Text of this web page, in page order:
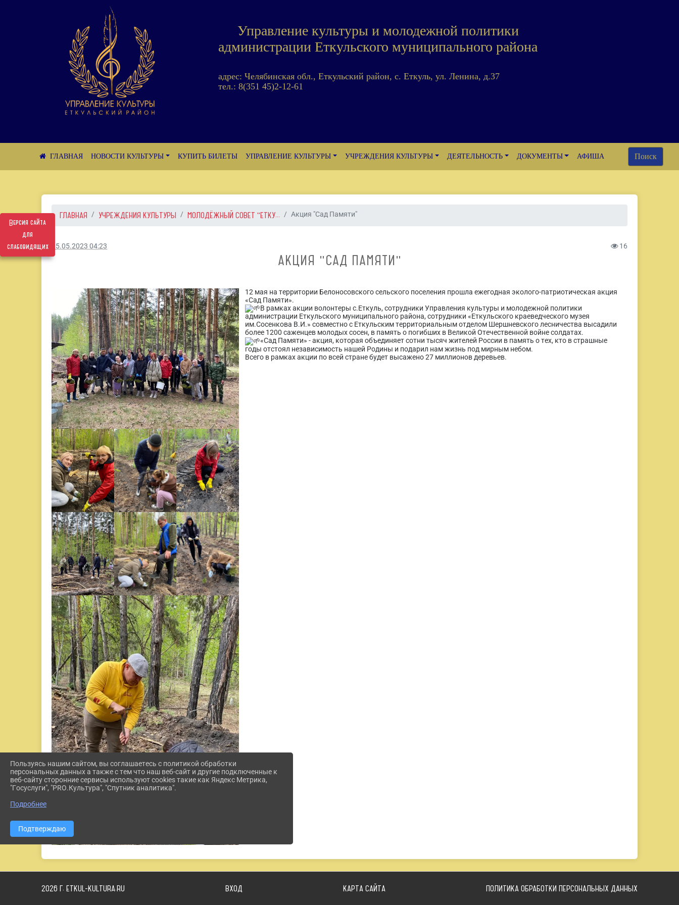
Версия сайта
для
слабовидящих
Управление культуры и молодежной политики
администрации Еткульского муниципального района
адрес: Челябинская обл., Еткульский район, с. Еткуль, ул. Ленина, д.37
тел.: 8(351 45)2-12-61
НОВОСТИ КУЛЬТУРЫ КУПИТЬ БИЛЕТЫ УПРАВЛЕНИЕ КУЛЬТУРЫ УЧРЕЖДЕНИЯ КУЛЬТУРЫ ДЕЯТЕЛЬНОСТЬ ДОКУМЕНТЫ АФИША Поиск
ГЛАВНАЯ УЧРЕЖДЕНИЯ КУЛЬТУРЫ МОЛОДЁЖНЫЙ СОВЕТ "ЕТКУ... Акция "Сад Памяти"
15.05.2023 04:23 16
АКЦИЯ "САД ПАМЯТИ"
12 мая на территории Белоносовского сельского поселения прошла ежегодная эколого-патриотическая акция
«Сад Памяти».
В рамках акции волонтеры с.Еткуль, сотрудники Управления культуры и молодежной политики
администрации Еткульского муниципального района, сотрудники «Еткульского краеведческого музея
им.Сосенкова В.И.» совместно с Еткульским территориальным отделом Шершневского лесничества высадили
более 1200 саженцев молодых сосен, в память о погибших в Великой Отечественной войне солдатах.
«Сад Памяти» - акция, которая объединяет сотни тысяч жителей России в память о тех, кто в страшные
годы отстоял независимость нашей Родины и подарил нам жизнь под мирным небом.
Всего в рамках акции по всей стране будет высажено 27 миллионов деревьев.
2026 Г. ETKUL-KULTURA.RU ВХОД КАРТА САЙТА ПОЛИТИКА ОБРАБОТКИ ПЕРСОНАЛЬНЫХ ДАННЫХ
Пользуясь нашим сайтом, вы соглашаетесь с политикой обработки
персональных данных а также с тем что наш веб-сайт и другие подключенные к
веб-сайту сторонние сервисы используют cookies такие как Яндекс Метрика,
"Госуслуги", "PRO.Культура", "Спутник аналитика".
Подробнее
Подтверждаю